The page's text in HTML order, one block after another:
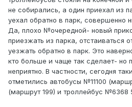
не собирались, а один приехал из
уехал обратно в парк, совершенно
Да, плохо №очередной- новый
приезжать из парка, отстаиваться
уезжать обратно в парк. Это
кто больше и чаще так сделает- но
неприятно. В частности, сегодня
отметились автобусы №11100
(маршрут 199) и троллейбус №6368